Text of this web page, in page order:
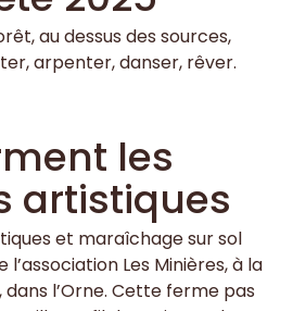
au dessus des sources,
arpenter, danser, rêver.
les
artistiques
et maraîchage sur sol
l’association Les Minières, à la
l’Orne. Cette ferme pas